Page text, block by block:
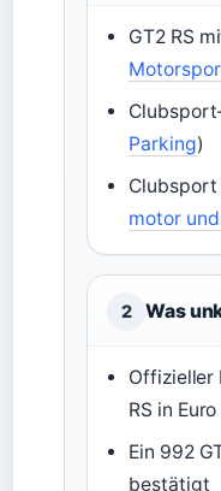
GT2 RS
Parking)
Clubsport
motor
2 Was
Offizieller
RS in
Ein 992
bestätigt